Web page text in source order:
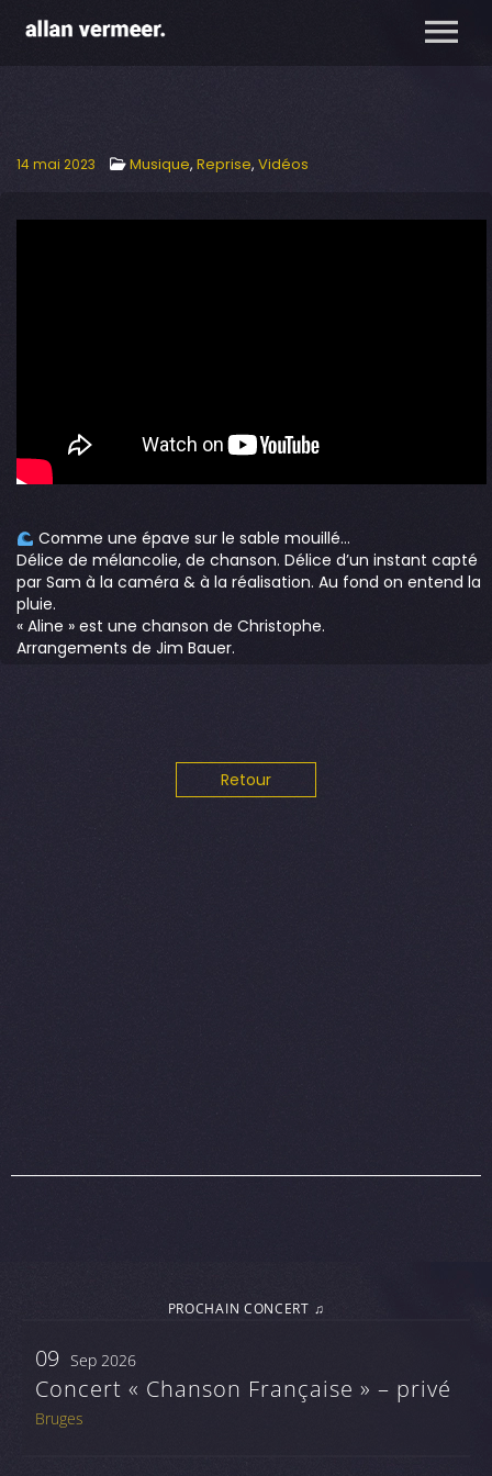
14 mai 2023 Musique, Reprise, Vidéos
Comme une épave sur le sable mouillé…
Délice de mélancolie, de chanson. Délice d’un instant capté
par Sam à la caméra & à la réalisation. Au fond on entend la
pluie.
« Aline » est une chanson de Christophe.
Arrangements de Jim Bauer.
Retour
PROCHAIN CONCERT ♫
09 Sep 2026
Concert « Chanson Française » – privé
Bruges